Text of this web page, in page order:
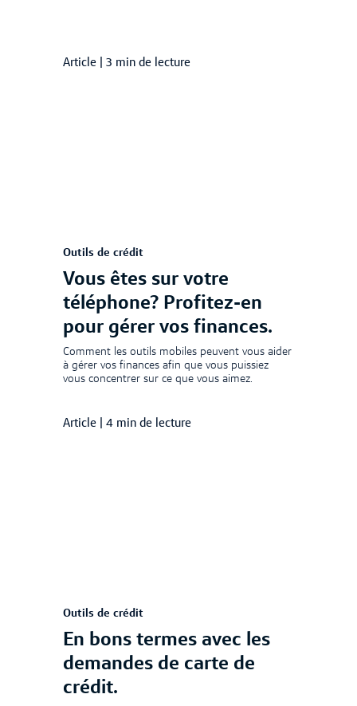
Article 3 min de lecture
Outils de crédit
Vous êtes sur votre
téléphone? Profitez-en
pour gérer vos finances.
Comment les outils mobiles peuvent vous aider
à gérer vos finances afin que vous puissiez
vous concentrer sur ce que vous aimez.
Article 4 min de lecture
Outils de crédit
En bons termes avec les
demandes de carte de
crédit.